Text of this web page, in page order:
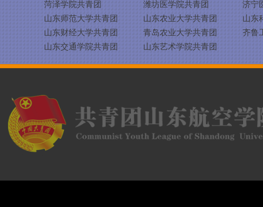
菏泽学院共青团 潍坊医学院共青团
济宁
山东师范大学共青团
山东农业大学共青团
山东
山东财经大学共青团
青岛农业大学共青团
齐鲁
山东交通学院共青团
山东艺术学院共青团